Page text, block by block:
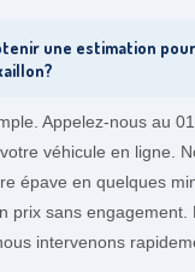
une estimation
Appelez-nous au
véhicule en ligne.
épave en quelques
prix sans engagement.
intervenons